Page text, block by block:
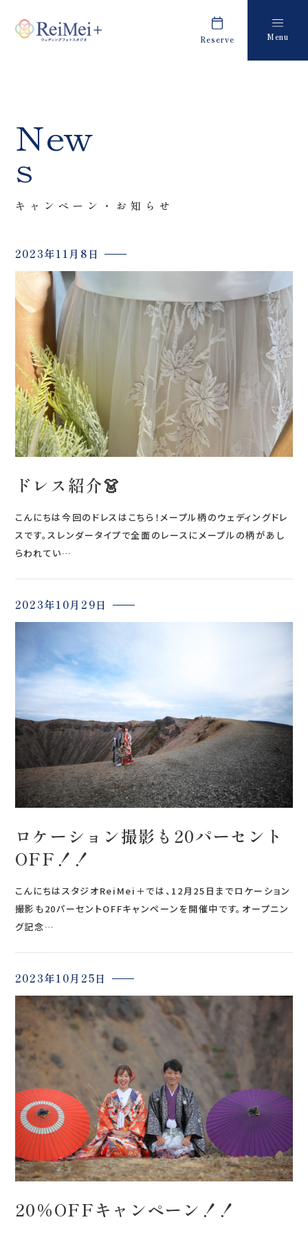
Reserve Menu
〒963-8041
福島県郡山市富田町権現林9−１
0120-05-7536
来店のご予約
お問い合わせ
Costume
衣装
About us
フォトレタッチ
Studio
スタジオ紹介
Blog
ブログ
会社案内
プライバシーポリシー
New
s
キャンペーン・お知らせ
2023年11月8日
ドレス紹介👗
こんにちは今回のドレスはこちら！メープル柄のウェディングドレ
スです。スレンダータイプで全面のレースにメープルの柄があし
らわれてい…
2023年10月29日
ロケーション撮影も20パーセント
OFF！！
こんにちはスタジオReiMei＋では、12月25日までロケーション
撮影も20パーセントOFFキャンペーンを開催中です。オープニン
グ記念…
2023年10月25日
20%OFFキャンペーン！！